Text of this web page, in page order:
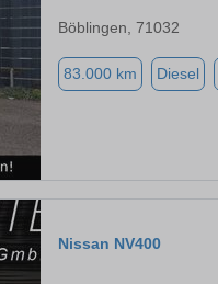
Böblingen, 71032
83.000 km Diesel
Nissan NV400